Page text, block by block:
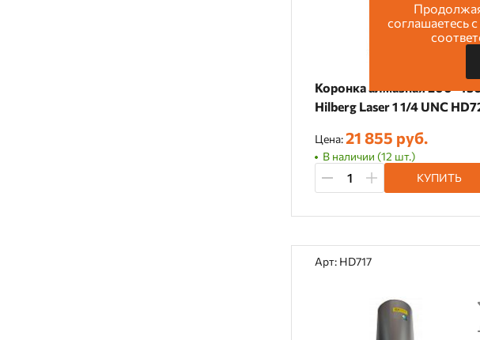
Коронка алмазная
Hilberg Laser 1 1/4 UNC
Цена:21 855 руб.
В наличии (12 шт.)
КУПИТЬ
Арт: HD717
соглашаетесь